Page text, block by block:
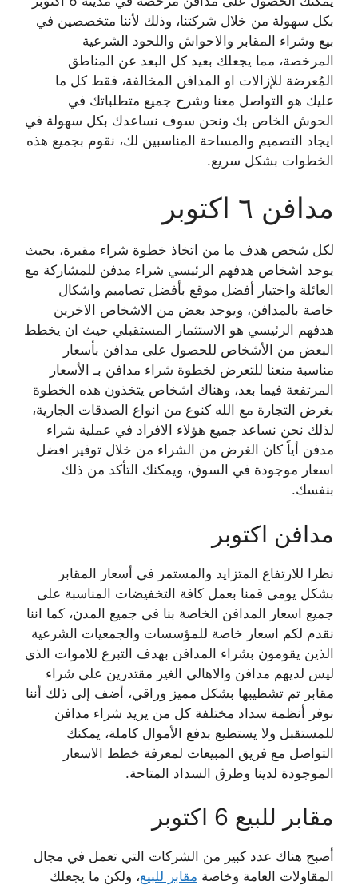
بكل سهولة من خلال شركتنا، وذلك لأننا متخصصين في
بيع وشراء المقابر والاحواش واللحود الشرعية
المرخصة، مما يجعلك بعيد كل البعد عن المناطق
المُعرضة للإزالات او المدافن المخالفة، فقط كل ما
عليك هو التواصل معنا وشرح جميع متطلباتك في
الحوش الخاص بك ونحن سوف نساعدك بكل سهولة في
ايجاد التصميم والمساحة المناسبين لك، نقوم بجميع هذه
الخطوات بشكل سريع.
مدافن ٦ اكتوبر
لكل شخص هدف ما من اتخاذ خطوة شراء مقبرة، بحيث
يوجد اشخاص هدفهم الرئيسي شراء مدفن للمشاركة مع
العائلة واختيار أفضل موقع بأفضل تصاميم واشكال
خاصة بالمدافن، ويوجد بعض من الاشخاص الاخرين
هدفهم الرئيسي هو الاستثمار المستقبلي حيث ان يخطط
البعض من الأشخاص للحصول على مدافن بأسعار
مناسبة منعنا للتعرض لخطوة شراء مدافن بـ الأسعار
المرتفعة فيما بعد، وهناك اشخاص يتخذون هذه الخطوة
بغرض التجارة مع الله كنوع من انواع الصدقات الجارية،
لذلك نحن نساعد جميع هؤلاء الافراد في عملية شراء
مدفن أياً كان الغرض من الشراء من خلال توفير افضل
اسعار موجودة في السوق، ويمكنك التأكد من ذلك
بنفسك.
مدافن اكتوبر
نظرا للارتفاع المتزايد والمستمر في أسعار المقابر
بشكل يومي قمنا بعمل كافة التخفيضات المناسبة على
جميع اسعار المدافن الخاصة بنا فى جميع المدن، كما اننا
نقدم لكم اسعار خاصة للمؤسسات والجمعيات الشرعية
الذين يقومون بشراء المدافن بهدف التبرع للاموات الذي
ليس لديهم مدافن والاهالي الغير مقتدرين على شراء
مقابر تم تشطيبها بشكل مميز وراقي، أضف إلى ذلك أننا
نوفر أنظمة سداد مختلفة كل من يريد شراء مدافن
للمستقبل ولا يستطيع بدفع الأموال كاملة، يمكنك
التواصل مع فريق المبيعات لمعرفة خطط الاسعار
الموجودة لدينا وطرق السداد المتاحة.
مقابر للبيع 6 اكتوبر
أصبح هناك عدد كبير من الشركات التي تعمل في مجال
المقاولات العامة وخاصة مقابر للبيع، ولكن ما يجعلك